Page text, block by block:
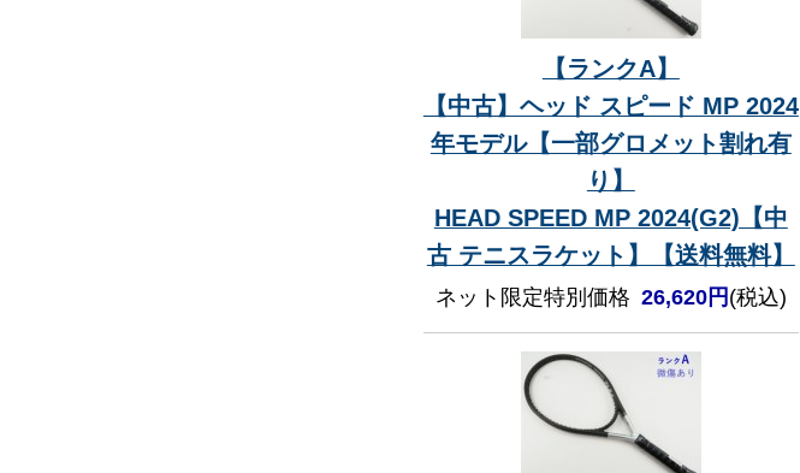
【ランクA】
【中古】ヘッド スピード MP 2024
年モデル【一部グロメット割れ有
り】
HEAD SPEED MP 2024(G2)【中
古 テニスラケット】【送料無料】
ネット限定特別価格 26,620円 (税込)